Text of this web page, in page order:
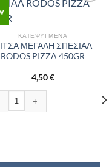
ΤΕΜΑΧΙΑ 420GR ποσότητα
ΚΑΤΕΨΥΓΜΈΝΑ
ΜΕΓΑΛΗ ΣΠΕΣΙΑΛ
RODOS PIZZA 450GR
4,50€
ΜΕΓΑΛΗ ΣΠΕΣΙΑΛ RODOS